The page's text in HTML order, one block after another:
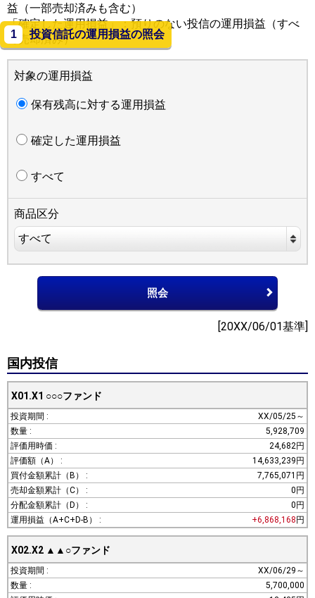
益（一部売却済みも含む）
「確定した運用損益」：預りのない投信の運用損益（すべ
て売却済み）
1 投資信託の運用損益の照会
対象の運用損益
保有残高に対する運用損益
確定した運用損益
すべて
商品区分
すべて
照会
[20XX/06/01基準]
国内投信
X01.X1 ○○○ファンド
XX/05/25～
5,928,709
24,682円
14,633,239円
7,765,071円
0円
0円
+6,868,168 円
X02.X2 ▲▲○ファンド
XX/06/29～
5,700,000